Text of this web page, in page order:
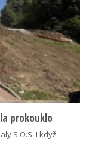
prokouklo
S.O.S. I když